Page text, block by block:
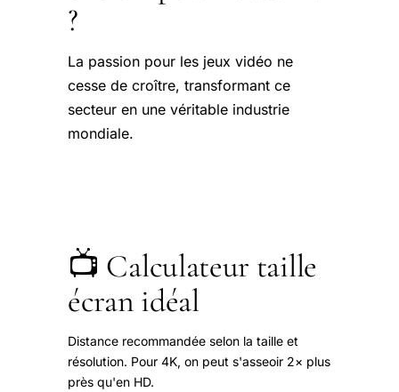
?
La passion pour les jeux vidéo ne
cesse de croître, transformant ce
secteur en une véritable industrie
mondiale.
📺 Calculateur taille
écran idéal
Distance recommandée selon la taille et
résolution. Pour 4K, on peut s'asseoir 2× plus
près qu'en HD.